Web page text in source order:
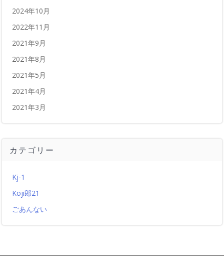
2024年10月
2022年11月
2021年9月
2021年8月
2021年5月
2021年4月
2021年3月
カテゴリー
Kj-1
Koji郎21
ごあんない